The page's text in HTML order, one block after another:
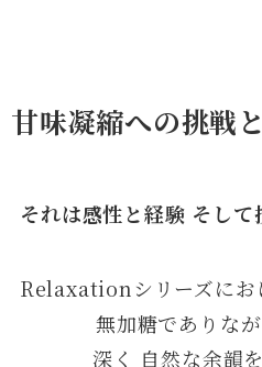
甘味凝縮への挑戦
それは感性と経験 そして
Relaxationシリーズにお
無加糖でありな
深く 自然な余韻